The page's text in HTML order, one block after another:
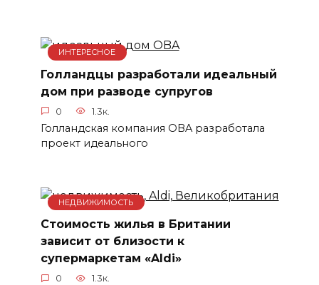
ИНТЕРЕСНОЕ
Голландцы разработали идеальный
дом при разводе супругов
0 1.3к.
Голландская компания OBA разработала
проект идеального
НЕДВИЖИМОСТЬ
Стоимость жилья в Британии
зависит от близости к
супермаркетам «Aldi»
0 1.3к.